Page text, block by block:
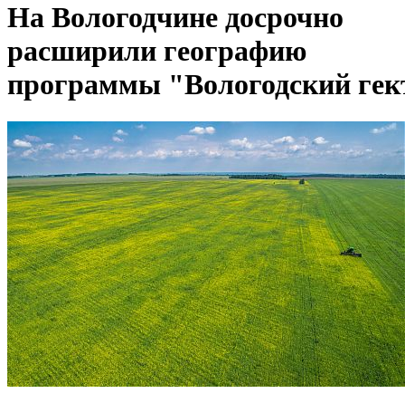
На Вологодчине досрочно
расширили географию
программы "Вологодский